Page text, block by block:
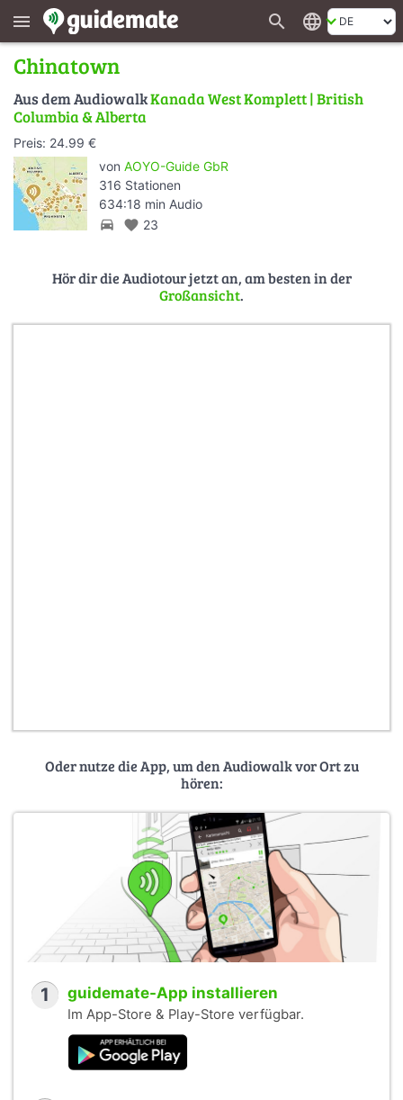
menu search language
Chinatown
Aus dem AudiowalkKanada West Komplett | British
Columbia & Alberta
Preis: 24.99 €
von AOYO-Guide GbR
316 Stationen
634:18 min Audio
directions_car favorite 23
Hör dir die Audiotour jetzt an, am besten in der
Großansicht.
Oder nutze die App, um den Audiowalk vor Ort zu
hören:
1 guidemate-App installieren
Im App-Store & Play-Store verfügbar.